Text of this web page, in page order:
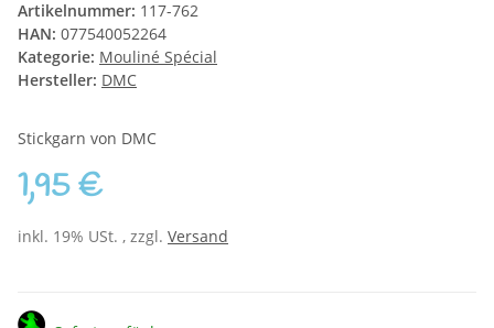
Artikelnummer: 117-762
HAN: 077540052264
Kategorie: Mouliné Spécial
Hersteller: DMC
Stickgarn von DMC
1,95 €
inkl. 19% USt. , zzgl. Versand